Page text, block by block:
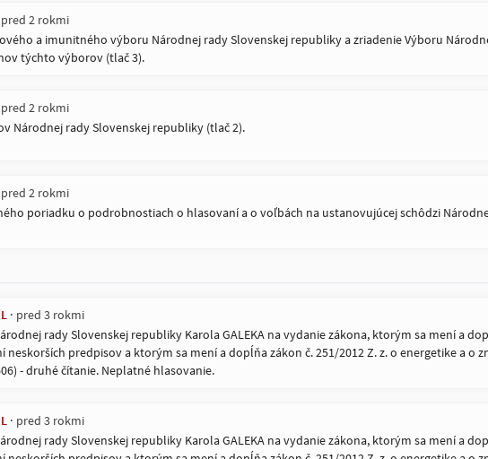
pred 2 rokmi
a imunitného výboru Národnej rady Slovenskej republiky a zriadenie Výboru
týchto výborov (tlač 3).
pred 2 rokmi
Národnej rady Slovenskej republiky (tlač 2).
pred 2 rokmi
poriadku o podrobnostiach o hlasovaní a o voľbách na ustanovujúcej schôdzi
pred 3 rokmi
rady Slovenskej republiky Karola GALEKA na vydanie zákona, ktorým sa mení a
neskorších predpisov a ktorým sa mení a dopĺňa zákon č. 251/2012 Z. z. o energetike a
- druhé čítanie. Neplatné hlasovanie.
pred 3 rokmi
rady Slovenskej republiky Karola GALEKA na vydanie zákona, ktorým sa mení a